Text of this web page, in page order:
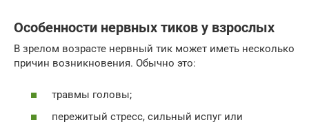
Особенности нервных тиков у взрослых
В зрелом возрасте нервный тик может иметь несколько
причин возникновения. Обычно это:
травмы головы;
пережитый стресс, сильный испуг или